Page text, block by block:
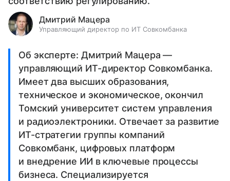
Дмитрий Мацера
Управляющий директор по ИТ Совкомбанка
Об эксперте: Дмитрий Мацера —
управляющий ИТ-директор Совкомбанка.
Имеет два высших образования,
техническое и экономическое, окончил
Томский университет систем управления
и радиоэлектроники. Отвечает за развитие
ИТ-стратегии группы компаний
Совкомбанк, цифровых платформ
и внедрение ИИ в ключевые процессы
бизнеса. Специализируется